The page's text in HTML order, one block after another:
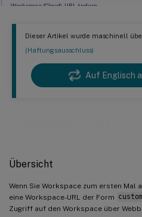
Dieser Artikel wurde maschinell
(Haftungsausschluss)
Auf Englisch
Übersicht
Wenn Sie Workspace zum ersten
eine Workspace-URL der Form
Zugriff auf den Workspace über
Workspace (Cloud)-URL ändern
Workspace-URLs mit PowerShell konfigurieren
Ressourcenfilterung mit Secure Private Access
Bekannte Einschränkungen